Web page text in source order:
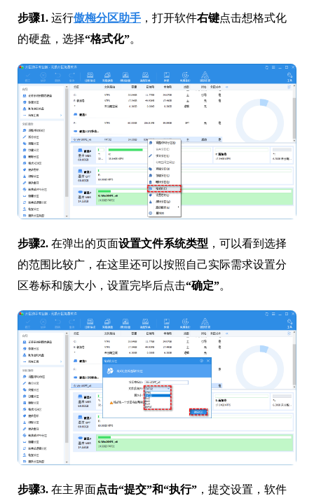
步骤1. 运行傲梅分区助手 ，打开软件右键点击想格式化
的硬盘，选择“格式化”。
步骤2. 在弹出的页面设置文件系统类型 ，可以看到选择
的范围比较广，在这里还可以按照自己实际需求设置分
区卷标和簇大小，设置完毕后点击“确定”。
步骤3. 在主界面点击“提交”和“执行” ，提交设置，软件